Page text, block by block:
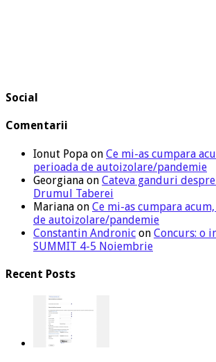
Social
Comentarii
Ionut Popa on Ce mi-as cumpara
perioada de autoizolare/pandemie
Georgiana on Cateva ganduri
Drumul Taberei
Mariana on Ce mi-as cumpara
de autoizolare/pandemie
Constantin Andronic on Concurs: o
SUMMIT 4-5 Noiembrie
Recent Posts